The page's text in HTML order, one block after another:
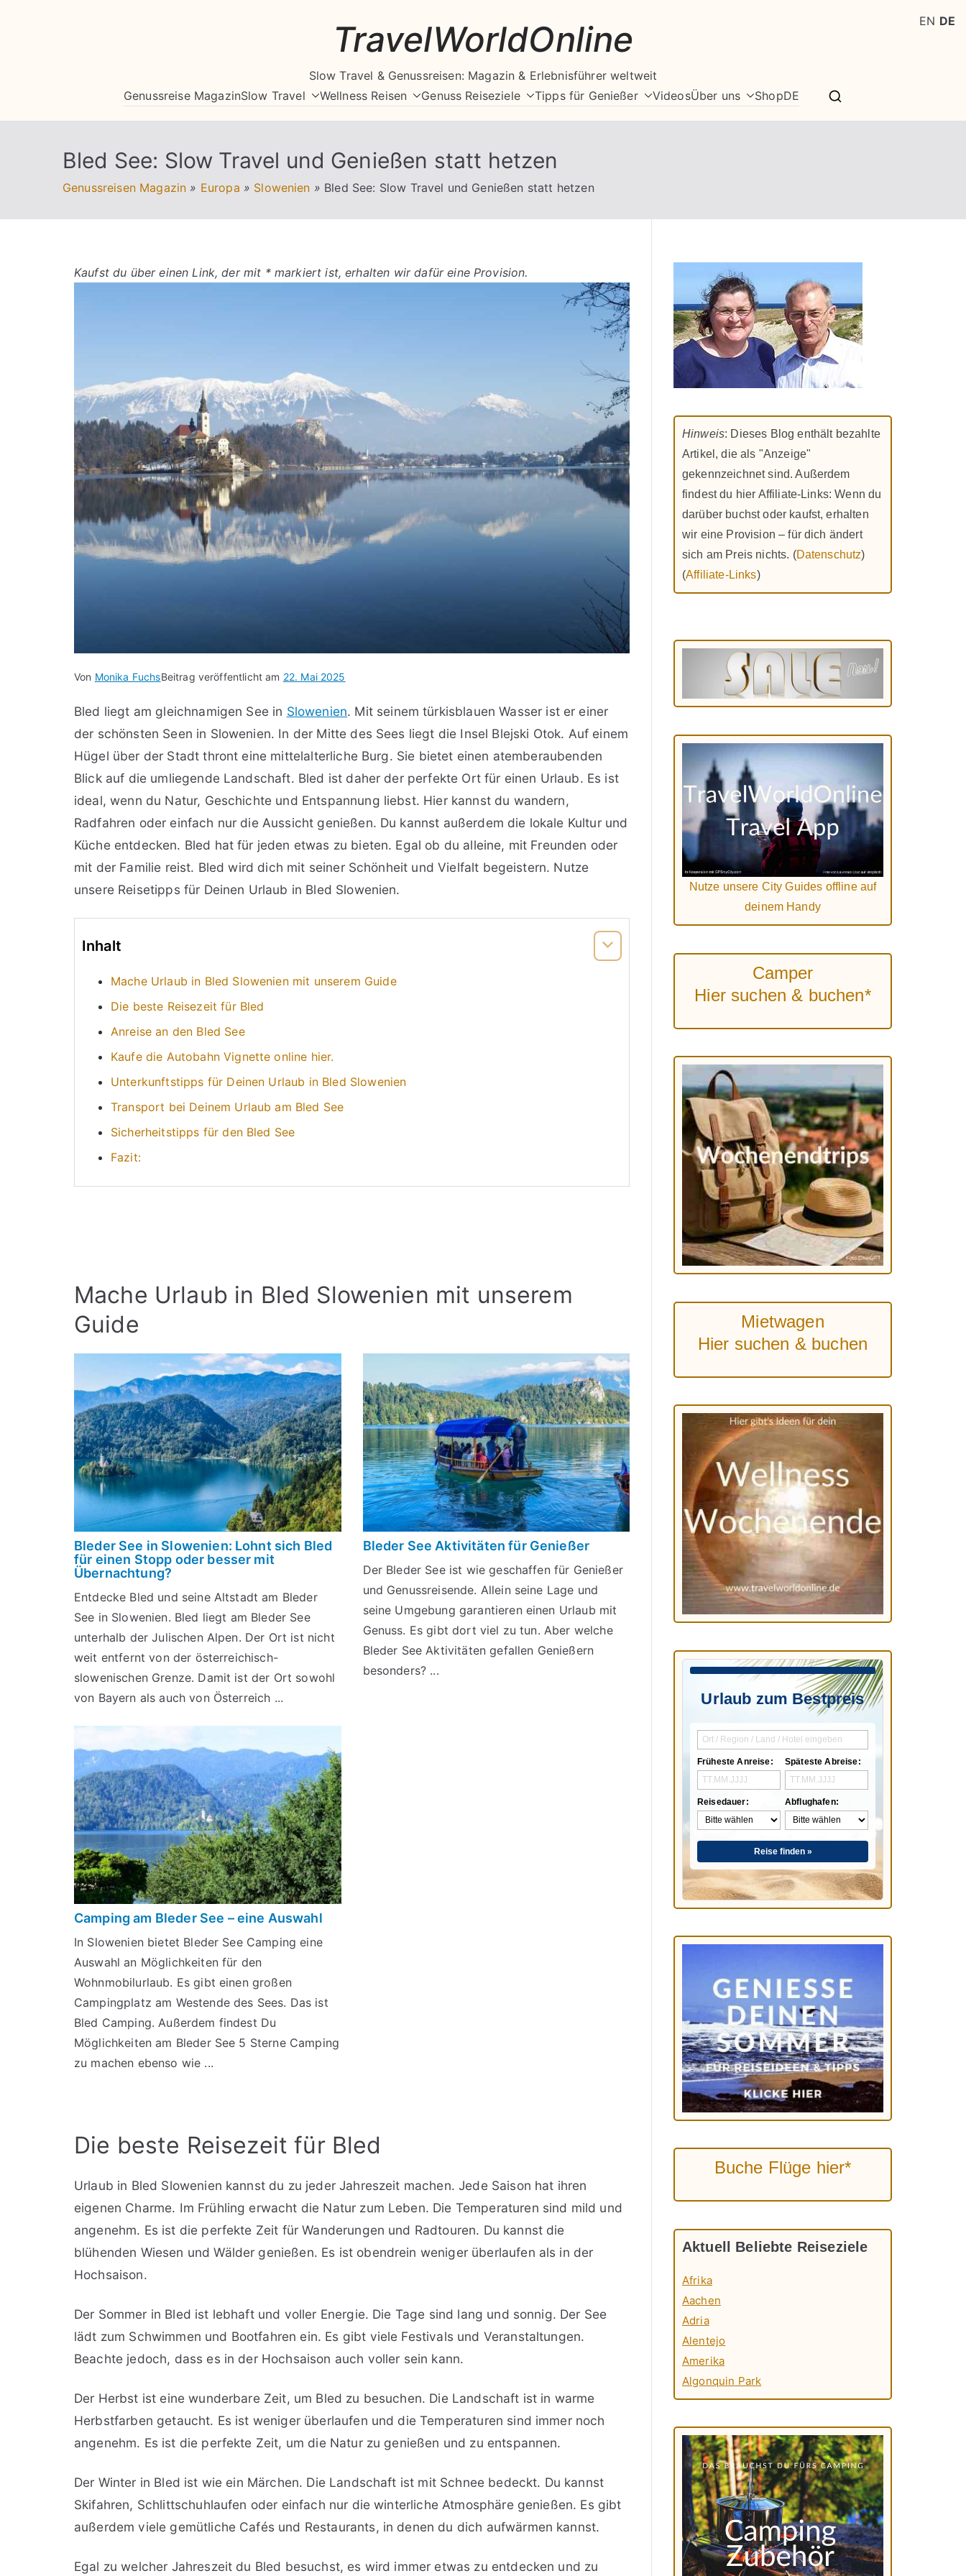
TravelWorldOnline
Slow Travel & Genussreisen: Magazin & Erlebnisführer weltweit
Genussreise MagazinSlow Travel Wellness Reisen Genuss Reiseziele Tipps für Genießer VideosÜber uns ShopDE
Bled See: Slow Travel und Genießen statt hetzen
Genussreisen Magazin » Europa » Slowenien » Bled See: Slow Travel und Genießen statt hetzen
Kaufst du über einen Link, der mit * markiert ist, erhalten wir dafür eine Provision.
Von Monika FuchsBeitrag veröffentlicht am 22. Mai 2025
Bled liegt am gleichnamigen See in Slowenien. Mit seinem türkisblauen Wasser ist er einer
der schönsten Seen in Slowenien. In der Mitte des Sees liegt die Insel Blejski Otok. Auf einem
Hügel über der Stadt thront eine mittelalterliche Burg. Sie bietet einen atemberaubenden
Blick auf die umliegende Landschaft. Bled ist daher der perfekte Ort für einen Urlaub. Es ist
ideal, wenn du Natur, Geschichte und Entspannung liebst. Hier kannst du wandern,
Radfahren oder einfach nur die Aussicht genießen. Du kannst außerdem die lokale Kultur und
Küche entdecken. Bled hat für jeden etwas zu bieten. Egal ob du alleine, mit Freunden oder
mit der Familie reist. Bled wird dich mit seiner Schönheit und Vielfalt begeistern. Nutze
unsere Reisetipps für Deinen Urlaub in Bled Slowenien.
Inhalt
Mache Urlaub in Bled Slowenien mit unserem Guide
Die beste Reisezeit für Bled
Anreise an den Bled See
Kaufe die Autobahn Vignette online hier.
Unterkunftstipps für Deinen Urlaub in Bled Slowenien
Transport bei Deinem Urlaub am Bled See
Sicherheitstipps für den Bled See
Fazit:
Mache Urlaub in Bled Slowenien mit unserem
Guide
Bleder See in Slowenien: Lohnt sich Bled
für einen Stopp oder besser mit
Übernachtung?
Entdecke Bled und seine Altstadt am Bleder
See in Slowenien. Bled liegt am Bleder See
unterhalb der Julischen Alpen. Der Ort ist nicht
weit entfernt von der österreichisch-
slowenischen Grenze. Damit ist der Ort sowohl
von Bayern als auch von Österreich ...
Bleder See Aktivitäten für Genießer
Der Bleder See ist wie geschaffen für Genießer
und Genussreisende. Allein seine Lage und
seine Umgebung garantieren einen Urlaub mit
Genuss. Es gibt dort viel zu tun. Aber welche
Bleder See Aktivitäten gefallen Genießern
besonders? ...
Camping am Bleder See – eine Auswahl
In Slowenien bietet Bleder See Camping eine
Auswahl an Möglichkeiten für den
Wohnmobilurlaub. Es gibt einen großen
Campingplatz am Westende des Sees. Das ist
Bled Camping. Außerdem findest Du
Möglichkeiten am Bleder See 5 Sterne Camping
zu machen ebenso wie ...
Die beste Reisezeit für Bled
Urlaub in Bled Slowenien kannst du zu jeder Jahreszeit machen. Jede Saison hat ihren
eigenen Charme. Im Frühling erwacht die Natur zum Leben. Die Temperaturen sind mild und
angenehm. Es ist die perfekte Zeit für Wanderungen und Radtouren. Du kannst die
blühenden Wiesen und Wälder genießen. Es ist obendrein weniger überlaufen als in der
Hochsaison.
Der Sommer in Bled ist lebhaft und voller Energie. Die Tage sind lang und sonnig. Der See
lädt zum Schwimmen und Bootfahren ein. Es gibt viele Festivals und Veranstaltungen.
Beachte jedoch, dass es in der Hochsaison auch voller sein kann.
Der Herbst ist eine wunderbare Zeit, um Bled zu besuchen. Die Landschaft ist in warme
Herbstfarben getaucht. Es ist weniger überlaufen und die Temperaturen sind immer noch
angenehm. Es ist die perfekte Zeit, um die Natur zu genießen und zu entspannen.
Der Winter in Bled ist wie ein Märchen. Die Landschaft ist mit Schnee bedeckt. Du kannst
Skifahren, Schlittschuhlaufen oder einfach nur die winterliche Atmosphäre genießen. Es gibt
außerdem viele gemütliche Cafés und Restaurants, in denen du dich aufwärmen kannst.
Egal zu welcher Jahreszeit du Bled besuchst, es wird immer etwas zu entdecken und zu
Hinweis: Dieses Blog enthält bezahlte
Artikel, die als "Anzeige"
gekennzeichnet sind. Außerdem
findest du hier Affiliate-Links: Wenn du
darüber buchst oder kaufst, erhalten
wir eine Provision – für dich ändert
sich am Preis nichts. (Datenschutz)
(Affiliate-Links)
Nutze unsere City Guides offline auf
deinem Handy
Camper
Hier suchen & buchen*
Mietwagen
Hier suchen & buchen
Urlaub zum Bestpreis
Früheste Anreise:
Reisedauer:
Späteste Abreise:
Abflughafen:
Reise finden »
Buche Flüge hier*
Aktuell Beliebte Reiseziele
Afrika
Aachen
Adria
Alentejo
Amerika
Algonquin Park
EN DE